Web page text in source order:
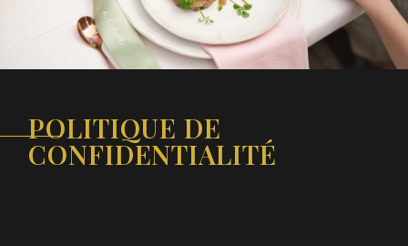
POLITIQUE DE
CONFIDENTIALITÉ